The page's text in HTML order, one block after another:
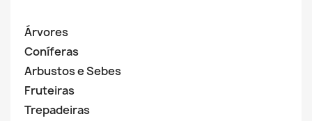
Árvores
Coníferas
Arbustos e Sebes
Fruteiras
Trepadeiras